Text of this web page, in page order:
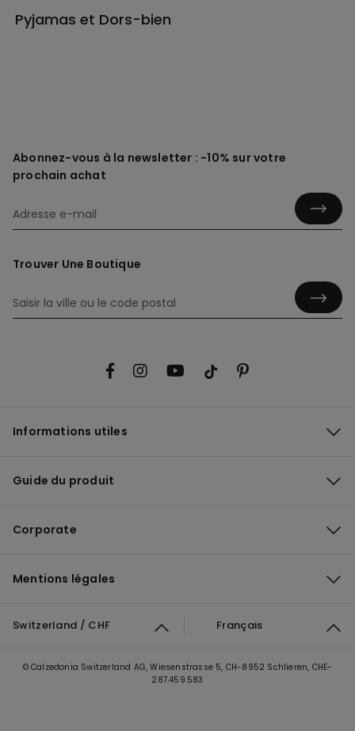
Pyjamas et Dors-bien
Abonnez-vous à la newsletter : -10% sur votre
prochain achat
Trouver Une Boutique
Informations utiles
Guide du produit
Corporate
Mentions légales
Switzerland / CHF Français
© Calzedonia Switzerland AG, Wiesenstrasse 5, CH-8952 Schlieren, CHE-
287.459.583